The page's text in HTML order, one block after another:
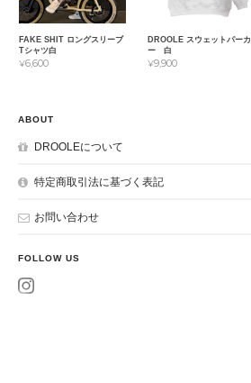
FAKE SHIT ロングスリーブ
Tシャツ白
¥6,600
DROOLE スウェットパーカ
ー 白
¥9,900
ABOUT
DROOLEについて
特定商取引法に基づく表記
お問い合わせ
FOLLOW US